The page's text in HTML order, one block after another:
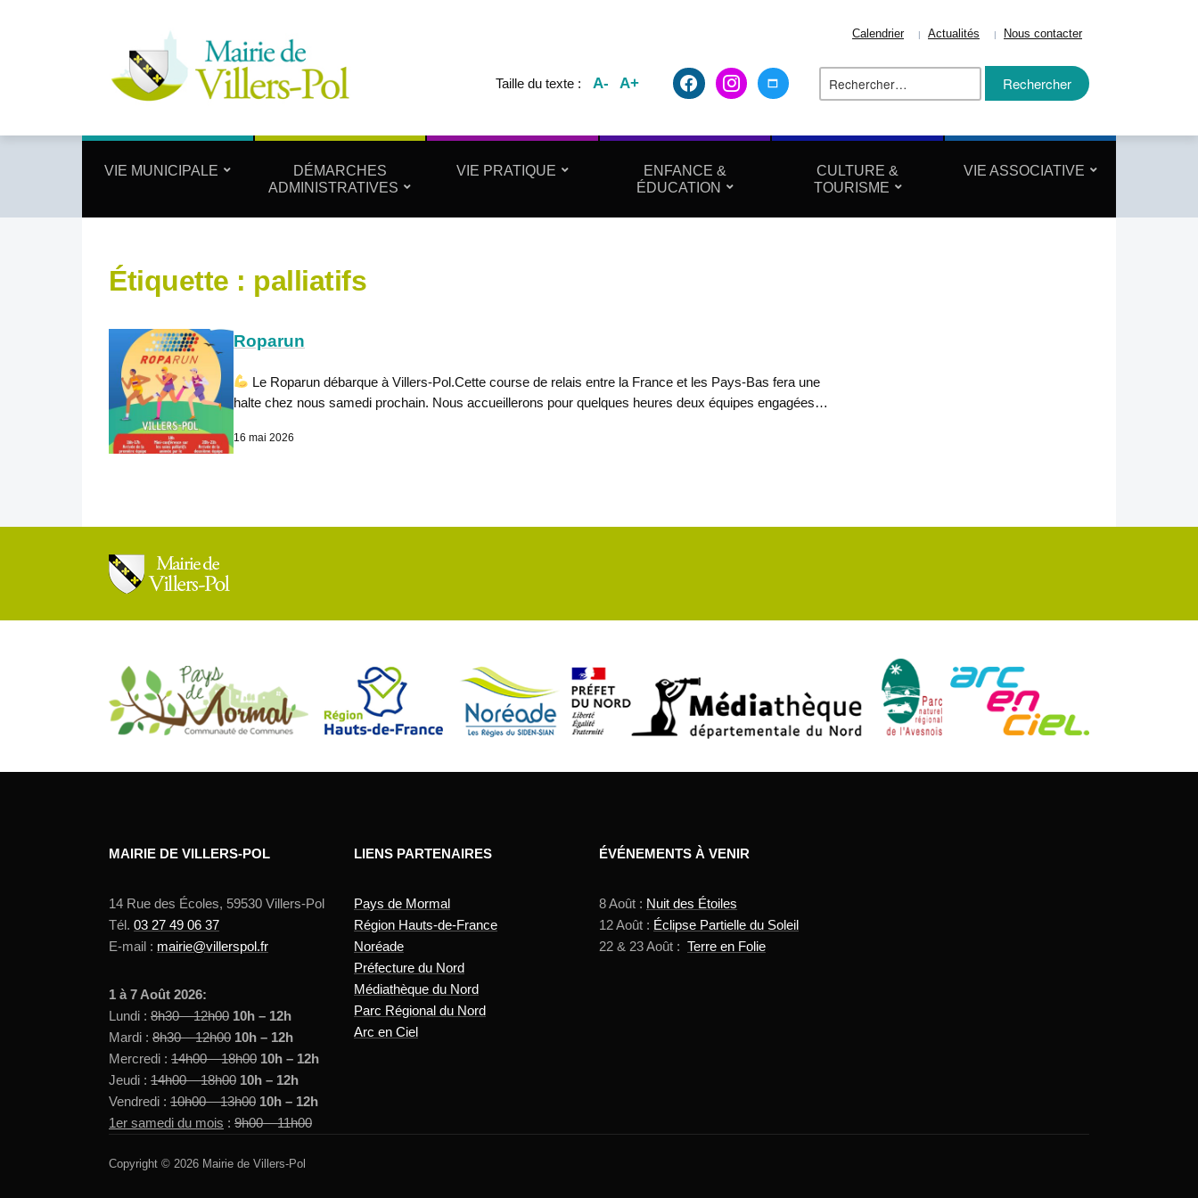
Calendrier Actualités Nous contacter
Taille du texte : A- A+ facebook2instagrammaximize Rechercher :
VIE MUNICIPALE
DÉMARCHES
ADMINISTRATIVES
VIE PRATIQUE
ENFANCE &
ÉDUCATION
CULTURE &
TOURISME
VIE ASSOCIATIVE
Étiquette : palliatifs
Roparun
Le Roparun débarque à Villers-Pol.Cette course de relais entre la France et les Pays-Bas fera une
halte chez nous samedi prochain. Nous accueillerons pour quelques heures deux équipes engagées…
16 mai 2026
MAIRIE DE VILLERS-POL
14 Rue des Écoles, 59530 Villers-Pol
Tél. 03 27 49 06 37
E-mail : mairie@villerspol.fr
1 à 7 Août 2026:
Lundi : 8h30 – 12h00 10h – 12h
Mardi : 8h30 – 12h00 10h – 12h
Mercredi : 14h00 – 18h00 10h – 12h
Jeudi : 14h00 – 18h00 10h – 12h
Vendredi : 10h00 – 13h00 10h – 12h
1er samedi du mois : 9h00 – 11h00
LIENS PARTENAIRES
Pays de Mormal
Région Hauts-de-France
Noréade
Préfecture du Nord
Médiathèque du Nord
Parc Régional du Nord
Arc en Ciel
ÉVÉNEMENTS À VENIR
8 Août : Nuit des Étoiles
12 Août : Éclipse Partielle du Soleil
22 & 23 Août : Terre en Folie
Copyright © 2026 Mairie de Villers-Pol